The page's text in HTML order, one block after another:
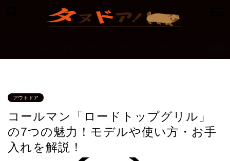
アウトドア
コールマン「ロードトップグリル」
の7つの魅力！モデルや使い方・お手
入れを解説！